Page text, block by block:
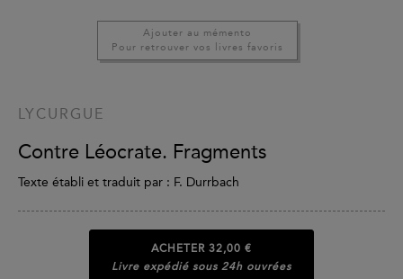
Ajouter au mémento
Pour retrouver vos livres favoris
LYCURGUE
Contre Léocrate. Fragments
Texte établi et traduit par : F. Durrbach
ACHETER 32,00 €
Livre expédié sous 24h ouvrées